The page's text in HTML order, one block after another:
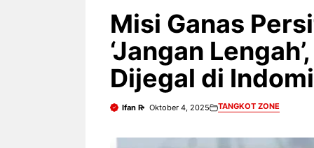
Misi Ganas
‘Jangan
Dijegal di
Ifan R Oktober 4, 2025 TANGKOT ZONE